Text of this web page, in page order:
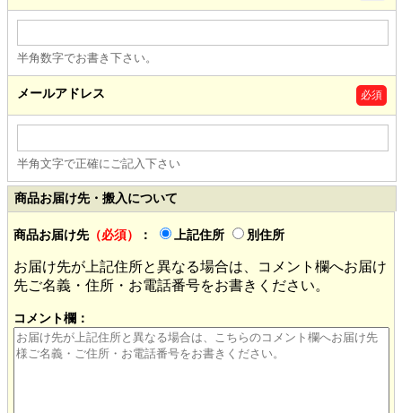
半角数字でお書き下さい。
メールアドレス 必須
半角文字で正確にご記入下さい
商品お届け先・搬入について
商品お届け先（必須） ： 上記住所 別住所
お届け先が上記住所と異なる場合は、コメント欄へお届け
先ご名義・住所・お電話番号をお書きください。
コメント欄：